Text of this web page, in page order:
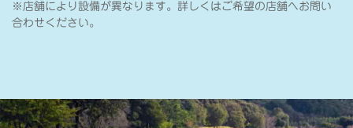
※店舗により設備が異なります。詳しくはご希望の店舗へお問い
合わせください。